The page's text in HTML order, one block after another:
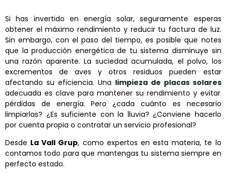
Si has invertido en energía solar, seguramente esperas
obtener el máximo rendimiento y reducir tu factura de luz.
Sin embargo, con el paso del tiempo, es posible que notes
que la producción energética de tu sistema disminuye sin
una razón aparente. La suciedad acumulada, el polvo, los
excrementos de aves y otros residuos pueden estar
afectando su eficiencia. Una limpieza de placas solares
adecuada es clave para mantener su rendimiento y evitar
pérdidas de energía. Pero ¿cada cuánto es necesario
limpiarlas? ¿Es suficiente con la lluvia? ¿Conviene hacerlo
por cuenta propia o contratar un servicio profesional?
Desde La Vall Grup, como expertos en esta materia, te lo
contamos todo para que mantengas tu sistema siempre en
perfecto estado.